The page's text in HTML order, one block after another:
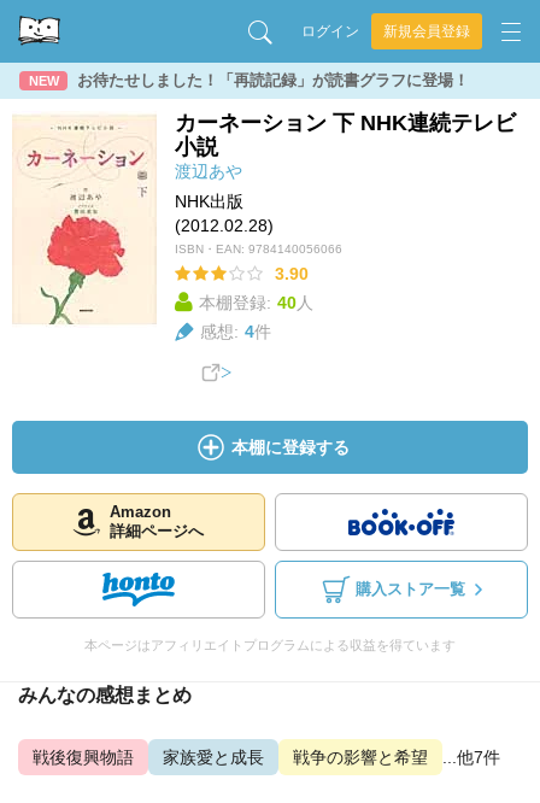
ログイン 新規会員登録
NEW お待たせしました！「再読記録」が読書グラフに登場！
カーネーション 下 NHK連続テレビ
小説
渡辺あや
NHK出版
(2012.02.28)
ISBN・EAN: 9784140056066
3.90
本棚登録: 40人
感想: 4件
本棚に登録する
Amazon
詳細ページへ
購入ストア一覧
本ページはアフィリエイトプログラムによる収益を得ています
みんなの感想まとめ
戦後復興物語 家族愛と成長 戦争の影響と希望 ...他7件